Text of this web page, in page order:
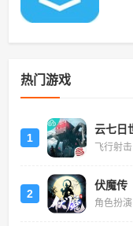
热门游戏
1
云七日
飞行射
2
伏魔传
角色扮